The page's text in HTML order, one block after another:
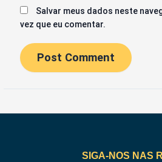
Salvar meus dados neste
vez que eu comentar.
SIGA-NOS NAS